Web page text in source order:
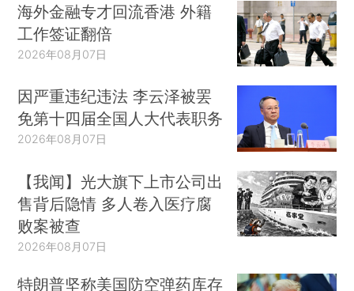
海外金融专才回流香港 外籍
工作签证翻倍
2026年08月07日
因严重违纪违法 李云泽被罢
免第十四届全国人大代表职务
2026年08月07日
【我闻】光大旗下上市公司出
售背后隐情 多人卷入医疗腐
败案被查
2026年08月07日
特朗普坚称美国防空弹药库存